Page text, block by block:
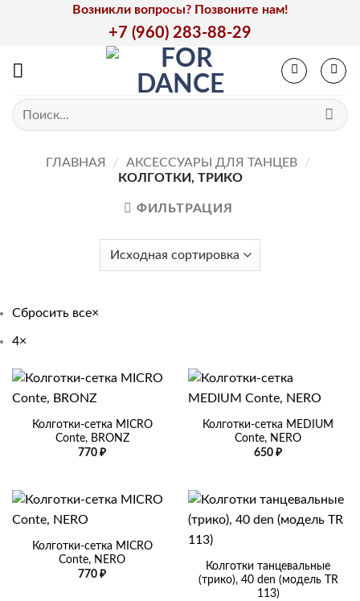
Возникли вопросы? Позвоните нам!
+7 (960) 283-88-29
Искать:
ГЛАВНАЯ / АКСЕССУАРЫ ДЛЯ ТАНЦЕВ
/
КОЛГОТКИ, ТРИКО
ФИЛЬТРАЦИЯ
Сбросить все×
4×
Колготки-сетка MICRO
Conte, BRONZ
770 ₽
Колготки-сетка MEDIUM
Conte, NERO
650 ₽
Колготки-сетка MICRO
Conte, NERO
770 ₽
Колготки танцевальные
(трико), 40 den (модель TR
113)